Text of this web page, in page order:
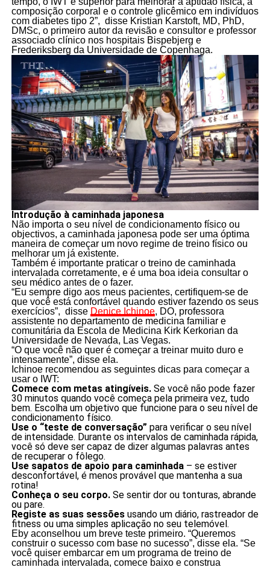
composição corporal e o controle glicêmico em indivíduos
com diabetes tipo 2”, disse Kristian Karstoft, MD, PhD,
DMSc, o primeiro autor da revisão e consultor e professor
associado clínico nos hospitais Bispebjerg e
Frederiksberg da Universidade de Copenhaga.
Introdução à caminhada japonesa
Não importa o seu nível de condicionamento físico ou
objectivos, a caminhada japonesa pode ser uma óptima
maneira de começar um novo regime de treino físico ou
melhorar um já existente.
Também é importante praticar o treino de caminhada
intervalada corretamente, e é uma boa ideia consultar o
seu médico antes de o fazer.
“Eu sempre digo aos meus pacientes, certifiquem-se de
que você está confortável quando estiver fazendo os seus
exercícios”, disse Denice Ichinoe, DO, professora
assistente no departamento de medicina familiar e
comunitária da Escola de Medicina Kirk Kerkorian da
Universidade de Nevada, Las Vegas.
“O que você não quer é começar a treinar muito duro e
intensamente”, disse ela.
Ichinoe recomendou as seguintes dicas para começar a
usar o IWT:
Comece com metas atingíveis.Se você não pode fazer
30 minutos quando você começa pela primeira vez, tudo
bem. Escolha um objetivo que funcione para o seu nível de
condicionamento físico.
Use o “teste de conversação” para verificar o seu nível
de intensidade. Durante os intervalos de caminhada rápida,
você só deve ser capaz de dizer algumas palavras antes
de recuperar o fôlego.
Use sapatos de apoio para caminhada– se estiver
desconfortável, é menos provável que mantenha a sua
rotina!
Conheça o seu corpo.Se sentir dor ou tonturas, abrande
ou pare.
Registe as suas sessõesusando um diário, rastreador de
fitness ou uma simples aplicação no seu telemóvel.
Eby aconselhou um breve teste primeiro. “Queremos
construir o sucesso com base no sucesso”, disse ela. “Se
você quiser embarcar em um programa de treino de
caminhada intervalada, comece baixo e construa